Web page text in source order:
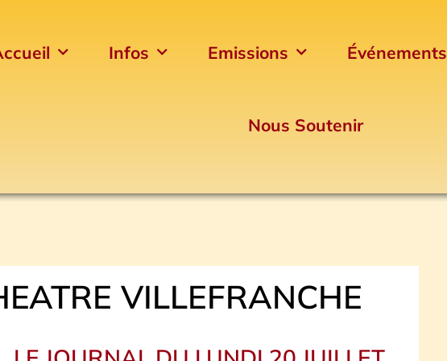
Infos Emissions Événements
Nous Soutenir
VILLEFRANCHE